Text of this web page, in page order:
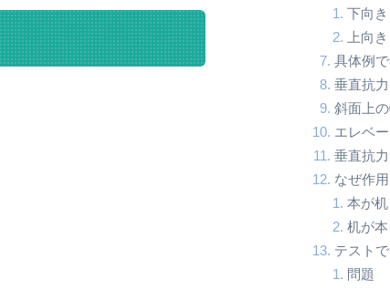
下向き
上向き
具体例
垂直抗
斜面上
エレベ
垂直抗
なぜ作
本が
机が
テスト
問題